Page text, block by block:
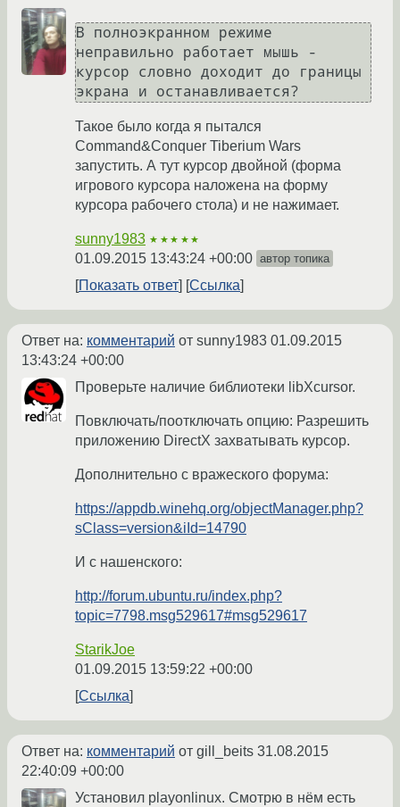
В полноэкранном режиме
неправильно работает мышь -
курсор словно доходит до границы
экрана и останавливается?
Такое было когда я пытался
Command&Conquer Tiberium Wars
запустить. А тут курсор двойной (форма
игрового курсора наложена на форму
курсора рабочего стола) и не нажимает.
sunny1983 ★★★★★
01.09.2015 13:43:24 +00:00 автор топика
Показать ответ Ссылка
Ответ на: комментарий от sunny1983 01.09.2015
13:43:24 +00:00
Проверьте наличие библиотеки libXcursor.
Повключать/поотключать опцию: Разрешить
приложению DirectX захватывать курсор.
Дополнительно с вражеского форума:
https://appdb.winehq.org/objectManager.php?
sClass=version&iId=14790
И с нашенского:
http://forum.ubuntu.ru/index.php?
topic=7798.msg529617#msg529617
StarikJoe
01.09.2015 13:59:22 +00:00
Ссылка
Ответ на: комментарий от gill_beits 31.08.2015
22:40:09 +00:00
Установил playonlinux. Смотрю в нём есть